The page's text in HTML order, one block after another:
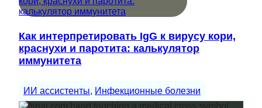
Как интерпретировать IgG к вирусу кори,
краснухи и паротита: калькулятор
иммунитета
ИИ ассистенты, Инфекционные болезни